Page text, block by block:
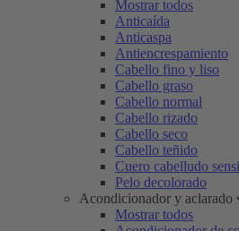
Mostrar todos
Anticaída
Anticaspa
Antiencrespamiento
Cabello fino y liso
Cabello graso
Cabello normal
Cabello rizado
Cabello seco
Cabello teñido
Cuero cabelludo
Pelo decolorado
Acondicionador y aclarado
Mostrar todos